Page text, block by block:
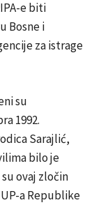
e biti
Bosne i
za istrage
su
1992.
Sarajlić,
bilo je
ovaj zločin
a Republike